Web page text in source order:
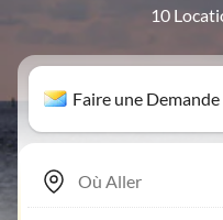
10
Faire une Demande